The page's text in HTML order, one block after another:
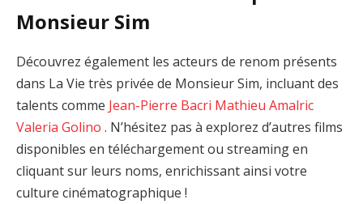
Monsieur Sim
Découvrez également les acteurs de renom présents
dans La Vie très privée de Monsieur Sim, incluant des
talents comme Jean-Pierre Bacri Mathieu Amalric
Valeria Golino . N’hésitez pas à explorez d’autres films
disponibles en téléchargement ou streaming en
cliquant sur leurs noms, enrichissant ainsi votre
culture cinématographique !